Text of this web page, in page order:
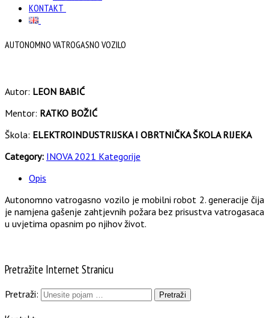
KONTAKT
AUTONOMNO VATROGASNO VOZILO
Autor: LEON BABIĆ
Mentor: RATKO BOŽIĆ
Škola: ELEKTROINDUSTRIJSKA I OBRTNIČKA ŠKOLA RIJEKA
Category: INOVA 2021 Kategorije
Opis
Autonomno vatrogasno vozilo je mobilni robot 2. generacije čija
je namjena gašenje zahtjevnih požara bez prisustva vatrogasaca
u uvjetima opasnim po njihov život.
Pretražite Internet Stranicu
Pretraži: